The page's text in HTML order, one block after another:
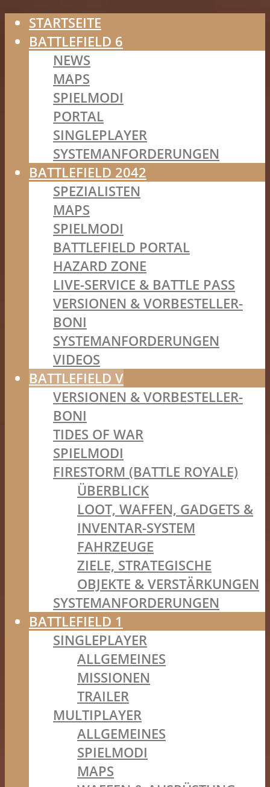
STARTSEITE
BATTLEFIELD 6
NEWS
MAPS
SPIELMODI
PORTAL
SINGLEPLAYER
SYSTEMANFORDERUNGEN
BATTLEFIELD 2042
SPEZIALISTEN
MAPS
SPIELMODI
BATTLEFIELD PORTAL
HAZARD ZONE
LIVE-SERVICE & BATTLE PASS
VERSIONEN & VORBESTELLER-
BONI
SYSTEMANFORDERUNGEN
VIDEOS
BATTLEFIELD V
VERSIONEN & VORBESTELLER-
BONI
TIDES OF WAR
SPIELMODI
FIRESTORM (BATTLE ROYALE)
ÜBERBLICK
LOOT, WAFFEN, GADGETS &
INVENTAR-SYSTEM
FAHRZEUGE
ZIELE, STRATEGISCHE
OBJEKTE & VERSTÄRKUNGEN
SYSTEMANFORDERUNGEN
BATTLEFIELD 1
SINGLEPLAYER
ALLGEMEINES
MISSIONEN
TRAILER
MULTIPLAYER
ALLGEMEINES
SPIELMODI
MAPS